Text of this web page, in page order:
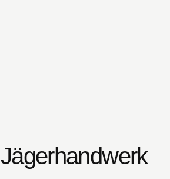
Jägerhandwerk